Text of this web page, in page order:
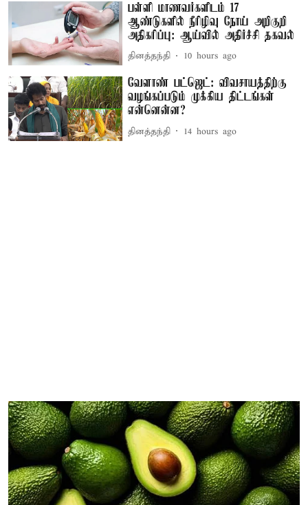
பள்ளி மாணவர்களிடம் 17
ஆண்டுகளில் நீரிழிவு நோய் அறிகுறி
அதிகரிப்பு: ஆய்வில் அதிர்ச்சி தகவல்
தினத்தந்தி 10 hours ago
வேளாண் பட்ஜெட்: விவசாயத்திற்கு
வழங்கப்படும் முக்கிய திட்டங்கள்
என்னென்ன?
தினத்தந்தி 14 hours ago